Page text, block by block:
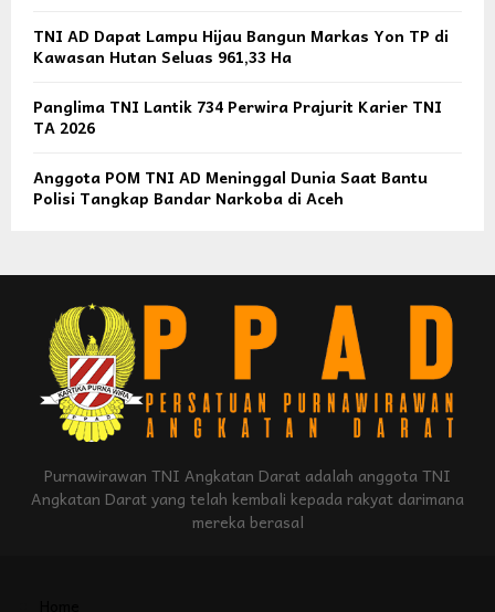
TNI AD Dapat Lampu Hijau Bangun Markas Yon TP di
Kawasan Hutan Seluas 961,33 Ha
Panglima TNI Lantik 734 Perwira Prajurit Karier TNI
TA 2026
Anggota POM TNI AD Meninggal Dunia Saat Bantu
Polisi Tangkap Bandar Narkoba di Aceh
Purnawirawan TNI Angkatan Darat adalah anggota TNI
Angkatan Darat yang telah kembali kepada rakyat darimana
mereka berasal